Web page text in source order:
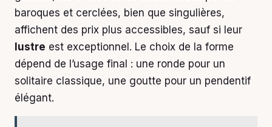
baroques et cerclées, bien que singulières,
affichent des prix plus accessibles, sauf si leur
lustre est exceptionnel. Le choix de la forme
dépend de l’usage final : une ronde pour un
solitaire classique, une goutte pour un pendentif
élégant.